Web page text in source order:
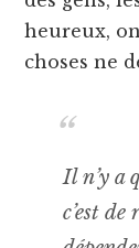
heureux,
choses ne
Il n’y a
c’est